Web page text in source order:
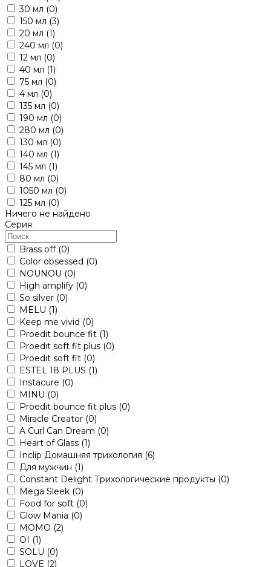
30 мл (0)
150 мл (3)
20 мл (1)
240 мл (0)
12 мл (0)
40 мл (1)
75 мл (0)
4 мл (0)
135 мл (0)
190 мл (0)
280 мл (0)
130 мл (0)
140 мл (1)
145 мл (1)
80 мл (0)
1050 мл (0)
125 мл (0)
Ничего не найдено
Серия
Brass off (0)
Color obsessed (0)
NOUNOU (0)
High amplify (0)
So silver (0)
MELU (1)
Keep me vivid (0)
Proedit bounce fit (1)
Proedit soft fit plus (0)
Proedit soft fit (0)
ESTEL 18 PLUS (1)
Instacure (0)
MINU (0)
Proedit bounce fit plus (0)
Miracle Creator (0)
A Curl Can Dream (0)
Heart of Glass (1)
Inclip Домашняя трихология (6)
Для мужчин (1)
Constant Delight Трихологические продукты (0)
Mega Sleek (0)
Food for soft (0)
Glow Mania (0)
MOMO (2)
OI (1)
SOLU (0)
LOVE (2)